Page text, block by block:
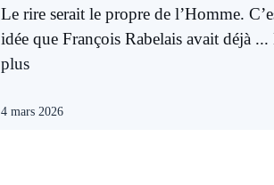
Le rire serait le propre de l’Homme.
idée que François Rabelais avait déjà ...
plus
4 mars 2026